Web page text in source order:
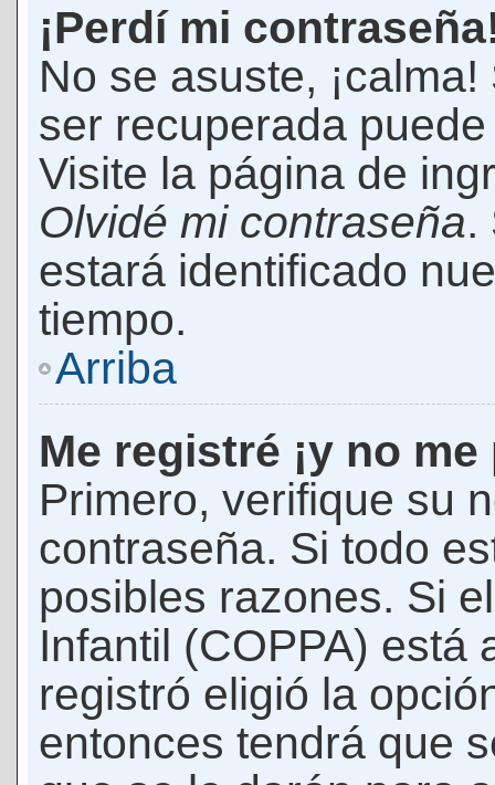
¡Perdí mi
No se asuste,
ser recuperada
Visite la página de
Olvidé mi contraseña.
estará identificado
tiempo.
Arriba
Me registré ¡y no
Primero, verifique su
contraseña. Si todo
posibles razones. Si
Infantil (COPPA) está
registró eligió la
entonces tendrá que